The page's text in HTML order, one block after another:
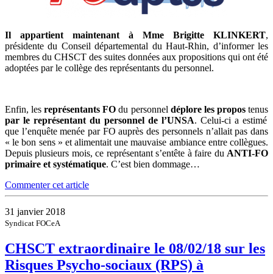
Il appartient maintenant à Mme Brigitte KLINKERT,
présidente du Conseil départemental du Haut-Rhin, d’informer les
membres du CHSCT des suites données aux propositions qui ont été
adoptées par le collège des représentants du personnel.
Enfin, lesreprésentants FO du personnel déplore les propostenus
par le représentant du personnel de l’UNSA. Celui-ci a estimé
que l’enquête menée par FO auprès des personnels n’allait pas dans
« le bon sens » et alimentait une mauvaise ambiance entre collègues.
Depuis plusieurs mois, ce représentant s’entête à faire du ANTI-FO
primaire et systématique. C’est bien dommage…
Commenter cet article
31 janvier 2018
Syndicat FOCeA
CHSCT extraordinaire le 08/02/18 sur les
Risques Psycho-sociaux (RPS) à